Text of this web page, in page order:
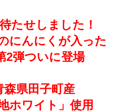
たせしました！
にんにくが入った
弾ついに登場
森県田子町産
地ホワイト」使用